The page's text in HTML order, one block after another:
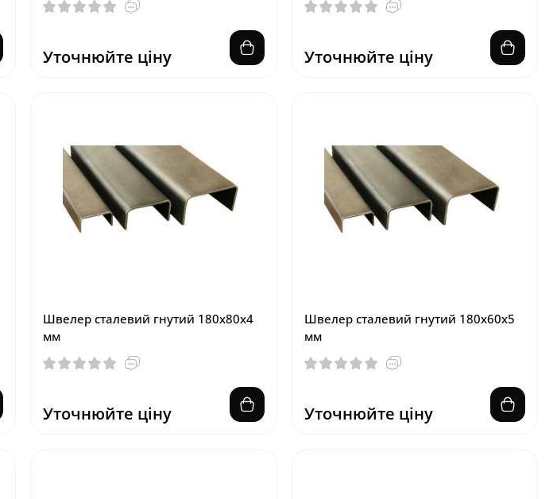
Уточнюйте ціну Уточнюйте ціну
Швелер сталевий гнутий 180х80х4
мм
Уточнюйте ціну
Швелер сталевий гнутий 180х60х5
мм
Уточнюйте ціну